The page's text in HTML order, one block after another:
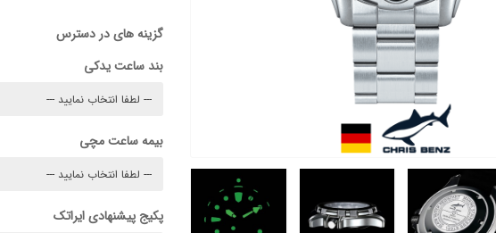
گزینه های در دسترس
بند ساعت یدکی
بیمه ساعت مچی
پکیج پیشنهادی ایراتک